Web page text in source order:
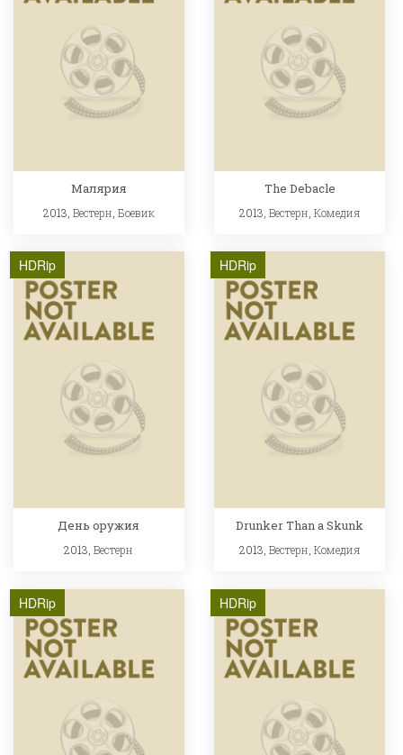
Малярия
2013, Вестерн Боевик
The Debacle
2013, Вестерн Комедия
HDRip
День оружия
2013,Вестерн
HDRip
Drunker Than a Skunk
2013, Вестерн, Комедия
HDRip HDRip